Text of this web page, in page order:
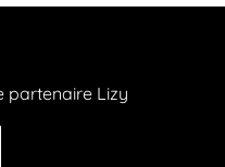
partenaire Lizy